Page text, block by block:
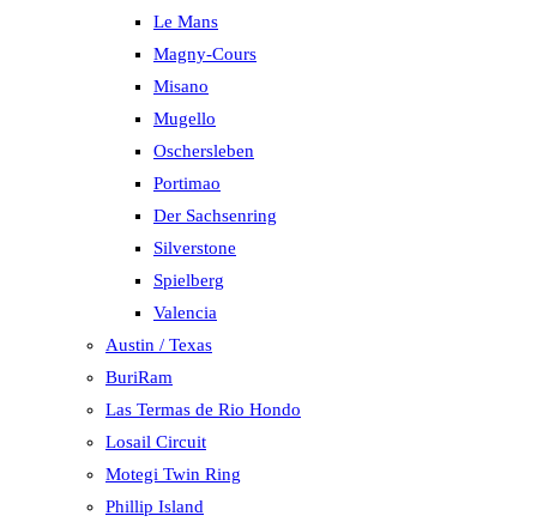
Le Mans
Magny-Cours
Misano
Mugello
Oschersleben
Portimao
Der Sachsenring
Silverstone
Spielberg
Valencia
Austin / Texas
BuriRam
Las Termas de Rio Hondo
Losail Circuit
Motegi Twin Ring
Phillip Island